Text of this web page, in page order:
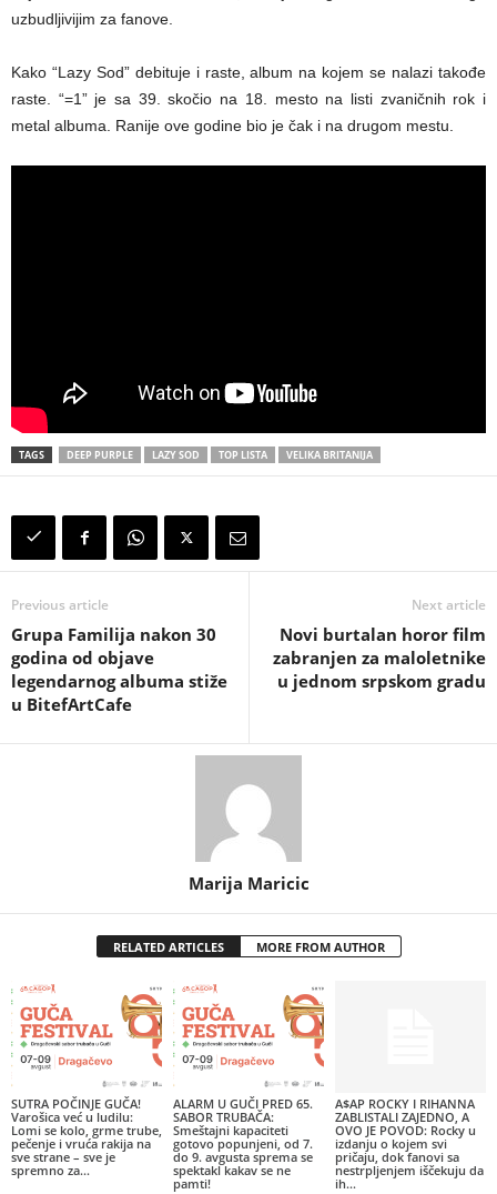
uzbudljivijim za fanove.
Kako “Lazy Sod” debituje i raste, album na kojem se nalazi takođe
raste. “=1” je sa 39. skočio na 18. mesto na listi zvaničnih rok i
metal albuma. Ranije ove godine bio je čak i na drugom mestu.
TAGS DEEP PURPLE LAZY SOD TOP LISTA VELIKA BRITANIJA
Previous article
Grupa Familija nakon 30
godina od objave
legendarnog albuma stiže
u BitefArtCafe
Next article
Novi burtalan horor film
zabranjen za maloletnike
u jednom srpskom gradu
Marija Maricic
RELATED ARTICLES MORE FROM AUTHOR
SUTRA POČINJE GUČA!
Varošica već u ludilu:
Lomi se kolo, grme trube,
pečenje i vruća rakija na
sve strane – sve je
spremno za...
ALARM U GUČI PRED 65.
SABOR TRUBAČA:
Smeštajni kapaciteti
gotovo popunjeni, od 7.
do 9. avgusta sprema se
spektakl kakav se ne
pamti!
A$AP ROCKY I RIHANNA
ZABLISTALI ZAJEDNO, A
OVO JE POVOD: Rocky u
izdanju o kojem svi
pričaju, dok fanovi sa
nestrpljenjem iščekuju da
ih...